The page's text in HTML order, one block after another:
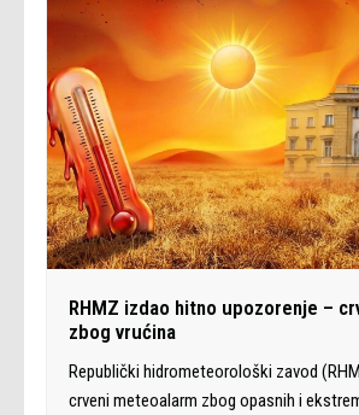
RHMZ izdao hitno upozorenje –
zbog vrućina
Republički hidrometeorološki zavod
crveni meteoalarm zbog opasnih i